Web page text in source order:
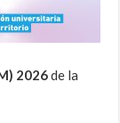
2026de la